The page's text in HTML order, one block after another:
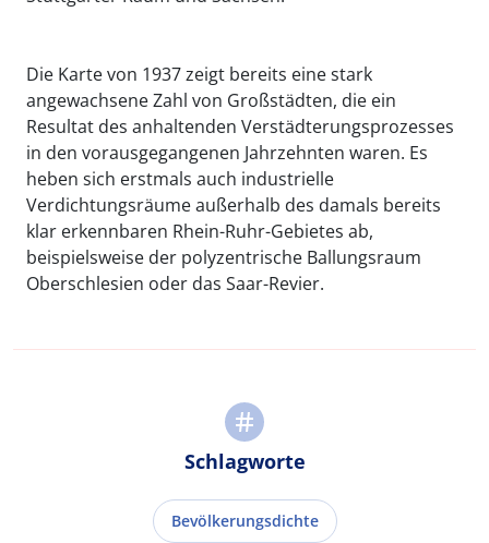
Die Karte von 1937 zeigt bereits eine stark
angewachsene Zahl von Großstädten, die ein
Resultat des anhaltenden Verstädterungsprozesses
in den vorausgegangenen Jahrzehnten waren. Es
heben sich erstmals auch industrielle
Verdichtungsräume außerhalb des damals bereits
klar erkennbaren Rhein-Ruhr-Gebietes ab,
beispielsweise der polyzentrische Ballungsraum
Oberschlesien oder das Saar-Revier.
Schlagworte
Bevölkerungsdichte